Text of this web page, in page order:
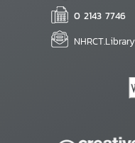
0 2143 7746